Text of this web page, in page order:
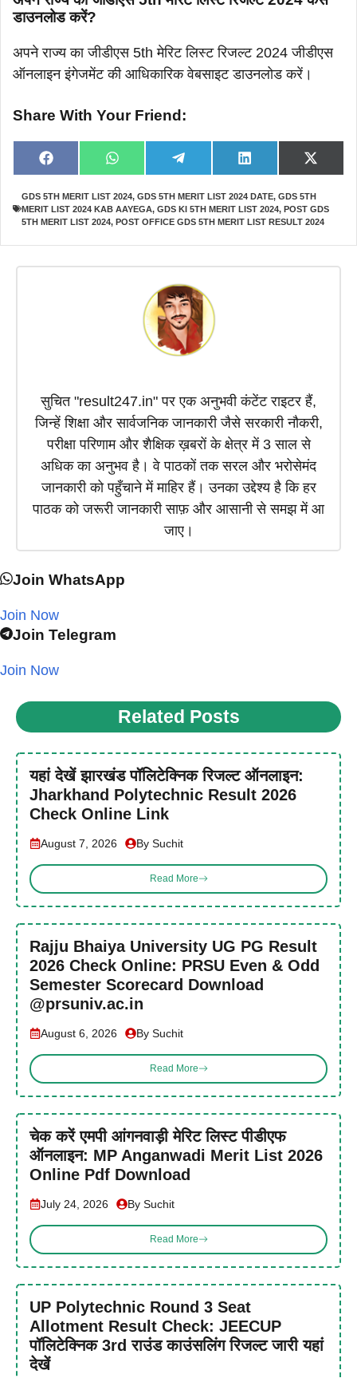
डाउनलोड करें?
अपने राज्य का जीडीएस 5th मेरिट लिस्ट रिजल्ट 2024 जीडीएस
ऑनलाइन इंगेजमेंट की आधिकारिक वेबसाइट डाउनलोड करें।
Share With Your Friend:
Share
on
F
a
e
b
o
k
Share
on
W
h
t
s
A
p
Share
on
e
e
g
r
m
Share
on
L
i
k
e
d
n
Share
on
X
(
i
t
e
)
GDS 5TH MERIT LIST 2024, GDS 5TH MERIT LIST 2024 DATE, GDS 5TH
MERIT LIST 2024 KAB AAYEGA, GDS KI 5TH MERIT LIST 2024, POST GDS
5TH MERIT LIST 2024, POST OFFICE GDS 5TH MERIT LIST RESULT 2024
सुचित "result247.in" पर एक अनुभवी कंटेंट राइटर हैं,
जिन्हें शिक्षा और सार्वजनिक जानकारी जैसे सरकारी नौकरी,
परीक्षा परिणाम और शैक्षिक ख़बरों के क्षेत्र में 3 साल से
अधिक का अनुभव है। वे पाठकों तक सरल और भरोसेमंद
जानकारी को पहुँचाने में माहिर हैं। उनका उद्देश्य है कि हर
पाठक को जरूरी जानकारी साफ़ और आसानी से समझ में आ
जाए।
Join WhatsApp
Join Now
Join Telegram
Join Now
Related Posts
यहां देखें झारखंड पॉलिटेक्निक रिजल्ट ऑनलाइन:
Jharkhand Polytechnic Result 2026
Check Online Link
August 7, 2026 By Suchit
Read More
Rajju Bhaiya University UG PG Result
2026 Check Online: PRSU Even & Odd
Semester Scorecard Download
@prsuniv.ac.in
August 6, 2026 By Suchit
Read More
चेक करें एमपी आंगनवाड़ी मेरिट लिस्ट पीडीएफ
ऑनलाइन: MP Anganwadi Merit List 2026
Online Pdf Download
July 24, 2026 By Suchit
Read More
UP Polytechnic Round 3 Seat
Allotment Result Check: JEECUP
पॉलिटेक्निक 3rd राउंड काउंसलिंग रिजल्ट जारी यहां
देखें